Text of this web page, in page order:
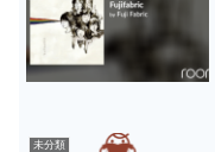
未分類